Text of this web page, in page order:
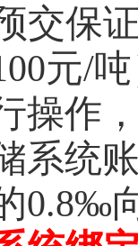
交保
元/
操作
系统
0.8‰